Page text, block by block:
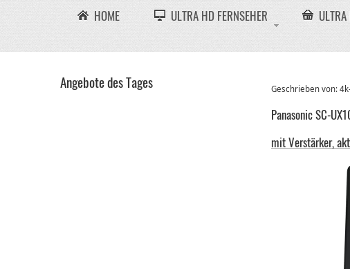
HOME ULTRA HD FERNSEHER
Geschrieben von:
Panasonic SC-
mit Verstärker,
Angebote des Tages